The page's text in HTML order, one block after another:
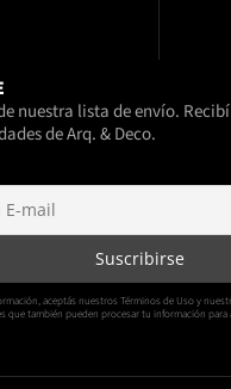
nuestra lista de envío.
de Arq. & Deco.
aceptás nuestros Términos de Uso y
que también pueden procesar tu información